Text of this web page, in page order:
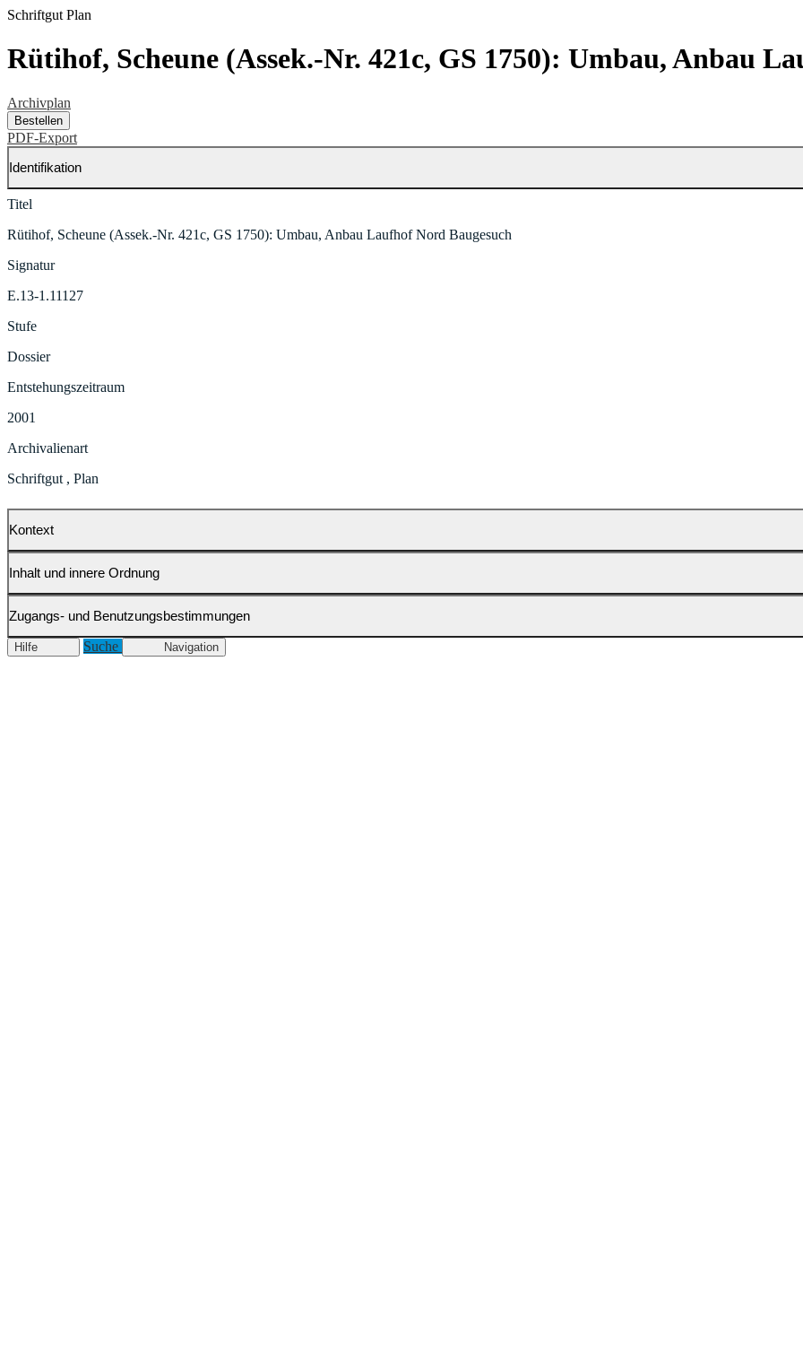
Schriftgut Plan
Rütihof, Scheune (Assek.-Nr. 421c, GS 1750): Umbau, Anbau
Archivplan
Bestellen
PDF-Export
Identifikation
Titel
Rütihof, Scheune (Assek.-Nr. 421c, GS 1750): Umbau, Anbau Laufhof Nord Baugesuch
Signatur
E.13-1.11127
Stufe
Dossier
Entstehungszeitraum
2001
Archivalienart
Schriftgut , Plan
Kontext
Inhalt und innere Ordnung
Zugangs- und Benutzungsbestimmungen
Hilfe Suche Navigation